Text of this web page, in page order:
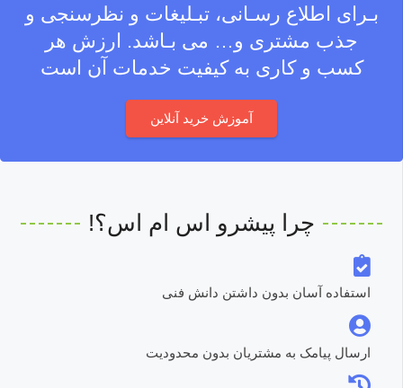
بـرای اطلاع رسـانی، تبـلیغات و نظرسنجی و
جذب مشتری و… می بـاشد. ارزش هر
کسب و کاری به کیفیت خدمات آن است
آموزش خرید آنلاین
چرا پیشرو اس ام اس؟!
استفاده آسان بدون داشتن دانش فنی
ارسال پیامک به مشتریان بدون محدودیت